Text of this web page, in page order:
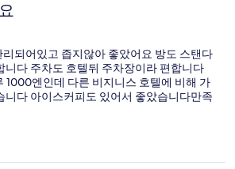
되어있고 좁지않아 좋았어요 방도 스탠다
니다 주차도 호텔뒤 주차장이라 편합니다
1000엔인데 다른 비지니스 호텔에 비해 가
니다 아이스커피도 있어서 좋았습니다만족